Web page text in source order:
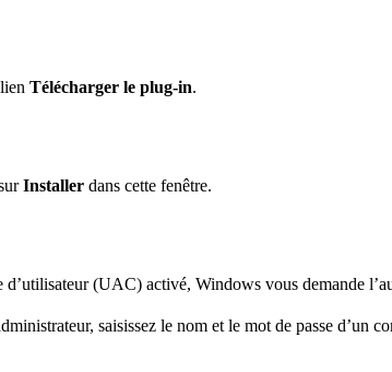
Télécharger le plug-in.
Installer dans cette fenêtre.
(UAC) activé, Windows vous demande
saisissez le nom et le mot de passe d’un